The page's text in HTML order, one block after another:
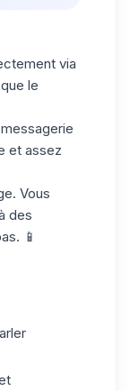
via
le
et assez
Vous
des
📱